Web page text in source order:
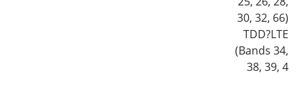
30, 32, 66)
TDD?LTE
(Bands 34,
38, 39, 4